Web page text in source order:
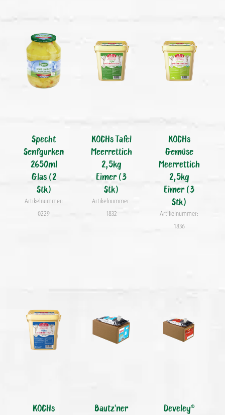
Specht
Senfgurken
2650ml
Glas (2
Stk)
Artikelnummer:
0229
KOCHs Tafel
Meerrettich
2,5kg
Eimer (3
Stk)
Artikelnummer:
1832
KOCHs
Gemüse
Meerrettich
2,5kg
Eimer (3
Stk)
Artikelnummer:
1836
KOCHs
Bautz'ner
Develey®